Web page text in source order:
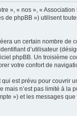
», « nos », « Association
de phpBB ») utilisent
un certain nombre de
d’utilisateur
phpBB. Un troisième
votre confort de
est prévu pour couvrir
n’est pas limité à la
») et les messages